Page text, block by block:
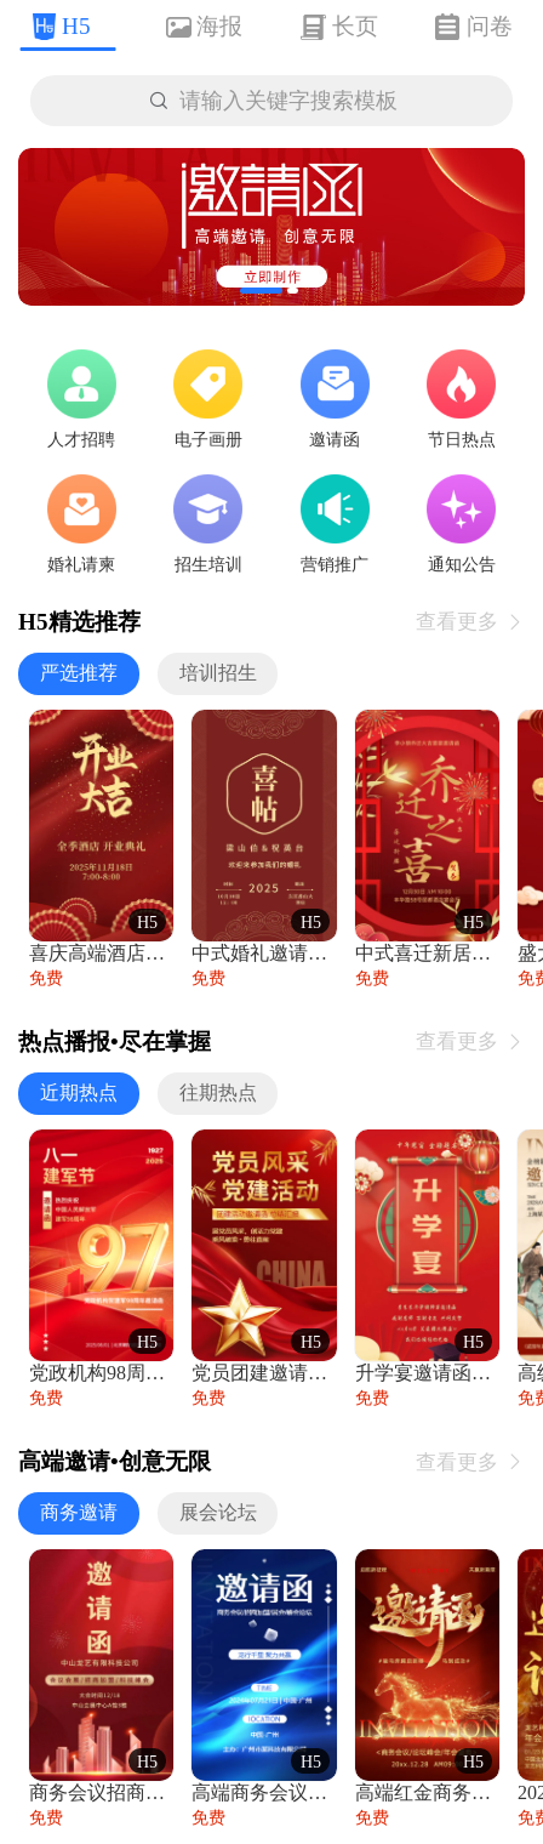
H5 海报 长页 问卷
 请输入关键字搜索模板
人才招聘 电子画册 邀请函 节日热点
婚礼请柬 招生培训 营销推广 通知公告
H5精选推荐 查看更多 
严选推荐 培训招生
H5
喜庆高端酒店开业大吉邀请函
免费
H5
中式婚礼邀请函中国风传统复古婚礼请柬请帖
免费
H5
中式喜迁新居乔迁之喜邀请函宴会请帖
免费 免
热点播报•尽在掌握 查看更多 
近期热点 往期热点
H5
党政机构98周年八一建军节庆祝晚会活动邀
免费
H5
党员团建邀请函党建活动风采党会工作汇报总
免费
H5
升学宴邀请函喜报金榜题名高端谢师宴邀请函
免费 免
高端邀请•创意无限 查看更多 
商务邀请 展会论坛
H5
商务会议招商展会科技峰会邀请函年会邀请
免费
H5
高端商务会议招商加盟展会峰会论坛邀请函
免费
H5
高端红金商务会议年会年终盛典答谢邀请函
免费 免